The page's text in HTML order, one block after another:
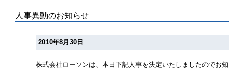
人事異動のお知らせ
2010年8月30日
株式会社ローソンは、本日下記人事を決定いたしましたのでお